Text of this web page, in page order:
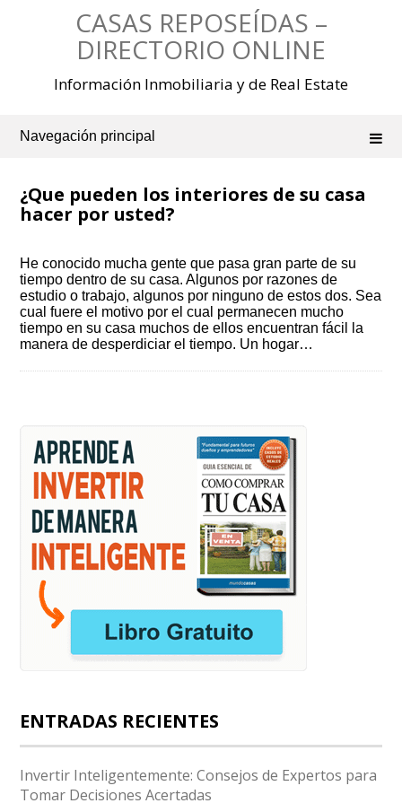
CASAS REPOSEÍDAS –
DIRECTORIO ONLINE
Información Inmobiliaria y de Real Estate
Navegación principal
¿Que pueden los interiores de su casa
hacer por usted?
He conocido mucha gente que pasa gran parte de su
tiempo dentro de su casa. Algunos por razones de
estudio o trabajo, algunos por ninguno de estos dos. Sea
cual fuere el motivo por el cual permanecen mucho
tiempo en su casa muchos de ellos encuentran fácil la
manera de desperdiciar el tiempo. Un hogar…
ENTRADAS RECIENTES
Invertir Inteligentemente: Consejos de Expertos para
Tomar Decisiones Acertadas